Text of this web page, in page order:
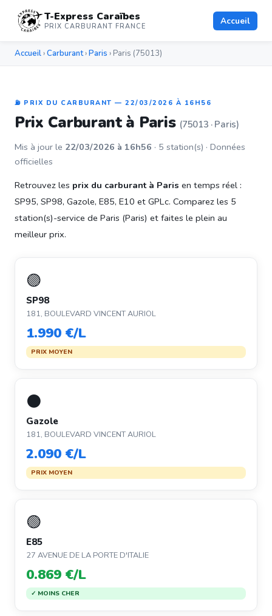
T-Express Caraïbes
PRIX CARBURANT FRANCE Accueil
Accueil ›Carburant›Paris › Paris (75013)
⛽ PRIX DU CARBURANT — 22/03/2026 À 16H56
Prix Carburant à Paris (75013 · Paris)
Mis à jour le 22/03/2026 à 16h56 · 5 station(s) · Données
officielles
Retrouvez les prix du carburant à Paris en temps réel :
SP95, SP98, Gazole, E85, E10 et GPLc. Comparez les 5
station(s)-service de Paris (Paris) et faites le plein au
meilleur prix.
🟣
SP98
181, BOULEVARD VINCENT AURIOL
1.990 €/L
PRIX MOYEN
⚫
Gazole
181, BOULEVARD VINCENT AURIOL
2.090 €/L
PRIX MOYEN
🟢
E85
27 AVENUE DE LA PORTE D'ITALIE
0.869 €/L
✓ MOINS CHER